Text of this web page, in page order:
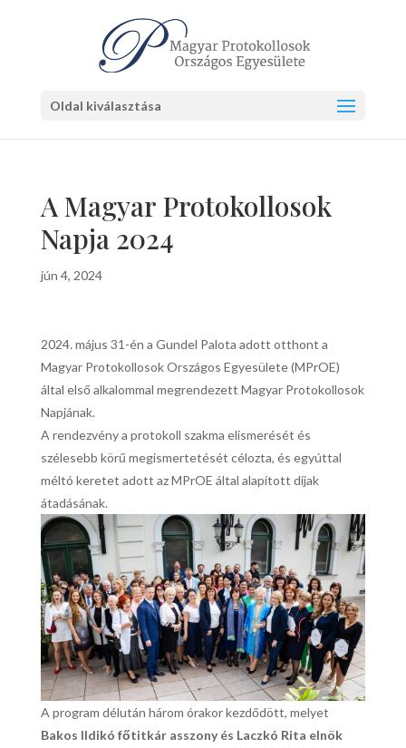
Oldal kiválasztása
A Magyar Protokollosok
Napja 2024
jún 4, 2024
2024. május 31-én a Gundel Palota adott otthont a
Magyar Protokollosok Országos Egyesülete (MPrOE)
által első alkalommal megrendezett Magyar Protokollosok
Napjának.
A rendezvény a protokoll szakma elismerését és
szélesebb körű megismertetését célozta, és egyúttal
méltó keretet adott az MPrOE által alapított díjak
átadásának.
A program délután három órakor kezdődött, melyet
Bakos Ildikó főtitkár asszony és Laczkó Rita elnök